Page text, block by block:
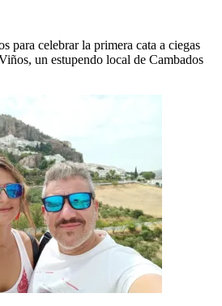
para celebrar la primera cata a ciegas
un estupendo local de Cambados